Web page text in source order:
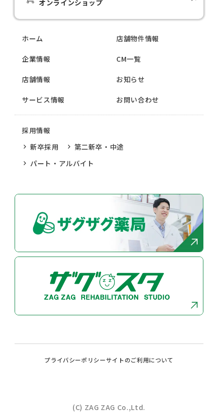
オンラインショップ
ホーム
企業情報
店舗情報
サービス情報
店舗物件情報
CM一覧
お知らせ
お問い合わせ
採用情報
新卒採用
第二新卒・中途
パート・アルバイト
プライバシーポリシーサイトのご利⽤について
(C) ZAG ZAG Co.,Ltd.